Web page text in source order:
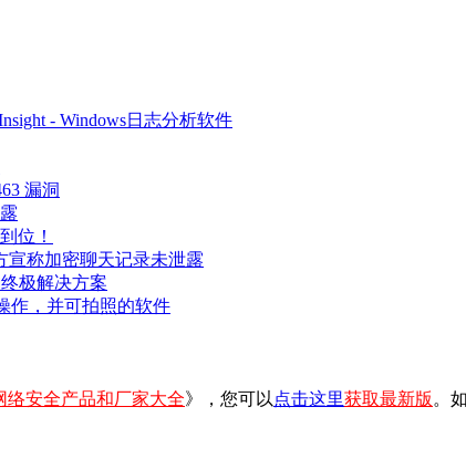
- Windows日志分析软件
漏洞
位！
宣称加密聊天记录未泄露
极解决方案
作，并可拍照的软件
络安全产品和厂家大全》，您可以 点击这里获取最新版 。